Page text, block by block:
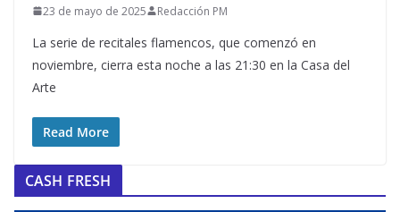
23 de mayo de 2025 Redacción PM
La serie de recitales flamencos, que comenzó en
noviembre, cierra esta noche a las 21:30 en la Casa del
Arte
Read More
CASH FRESH